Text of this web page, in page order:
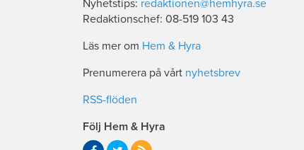
Nyhetstips: redaktionen@hemhyra.se
Redaktionschef: 08-519 103 43
Läs mer om Hem & Hyra
Prenumerera på vårt nyhetsbrev
RSS-flöden
Följ Hem & Hyra